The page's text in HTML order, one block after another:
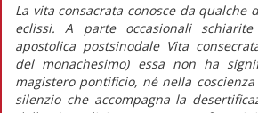
La vita consacrata conosce da qualche
eclissi. A parte occasionali schiarite
apostolica postsinodale Vita
del monachesimo) essa non ha
magistero pontificio, né nella
silenzio che accompagna la